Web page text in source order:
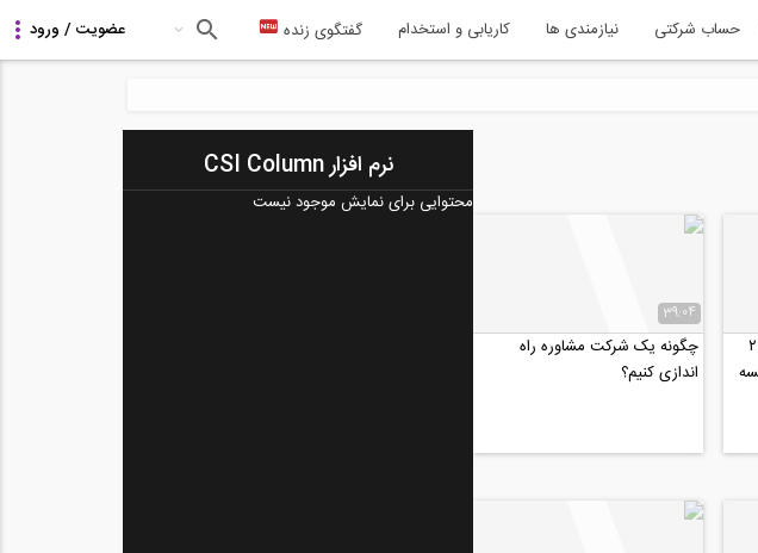
حساب شرکتی نیازمندی ها کاریابی و استخدام گفتگوی زنده
محاسبه دوران گره ای در تیرها ۲
39:04
چگونه یک شرکت مشاوره راه
اندازی کنیم؟
نرم افزار CSI Column
محتوایی برای نمایش موجود نیست